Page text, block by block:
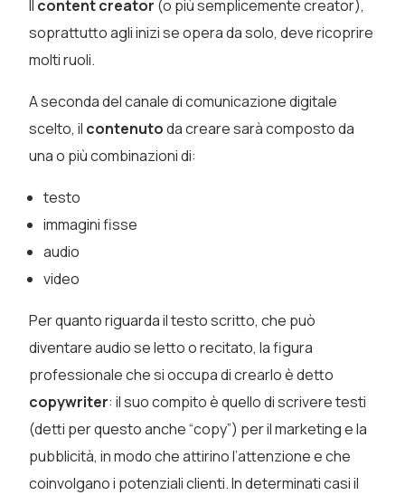
content creator (o più semplicemente creator),
soprattutto agli inizi se opera da solo, deve ricoprire
molti ruoli.
A seconda del canale di comunicazione digitale
scelto, il contenutoda creare sarà composto da
una o più combinazioni di:
testo
immagini fisse
audio
video
Per quanto riguarda il testo scritto, che può
diventare audio se letto o recitato, la figura
professionale che si occupa di crearlo è detto
copywriter: il suo compito è quello di scrivere testi
(detti per questo anche “copy”) per il marketing e la
pubblicità, in modo che attirino l’attenzione e che
coinvolgano i potenziali clienti. In determinati casi il